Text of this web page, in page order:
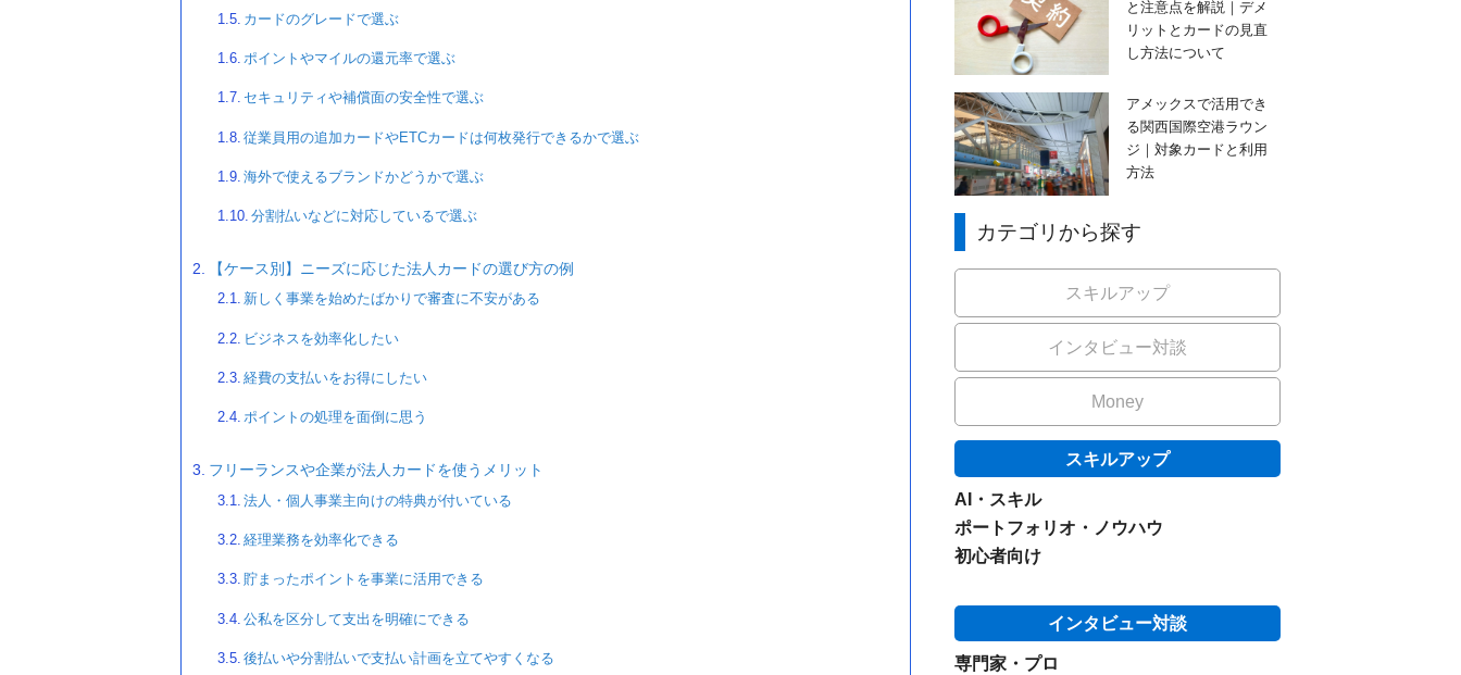
カードのグレードで選ぶ
ポイントやマイルの還元率で選ぶ
セキュリティや補償面の安全性で選ぶ
従業員用の追加カードやETCカードは何枚発行できるかで選ぶ
海外で使えるブランドかどうかで選ぶ
分割払いなどに対応しているで選ぶ
【ケース別】ニーズに応じた法人カードの選び方の例
新しく事業を始めたばかりで審査に不安がある
ビジネスを効率化したい
経費の支払いをお得にしたい
ポイントの処理を面倒に思う
フリーランスや企業が法人カードを使うメリット
法人・個人事業主向けの特典が付いている
経理業務を効率化できる
貯まったポイントを事業に活用できる
公私を区分して支出を明確にできる
後払いや分割払いで支払い計画を立てやすくなる
と注意点を解説｜デメ
リットとカードの見直
し方法について
アメックスで活用でき
る関西国際空港ラウン
ジ｜対象カードと利用
方法
カテゴリから探す
スキルアップ
インタビュー対談
Money
スキルアップ
AI・スキル
ポートフォリオ・ノウハウ
初心者向け
インタビュー対談
専門家・プロ